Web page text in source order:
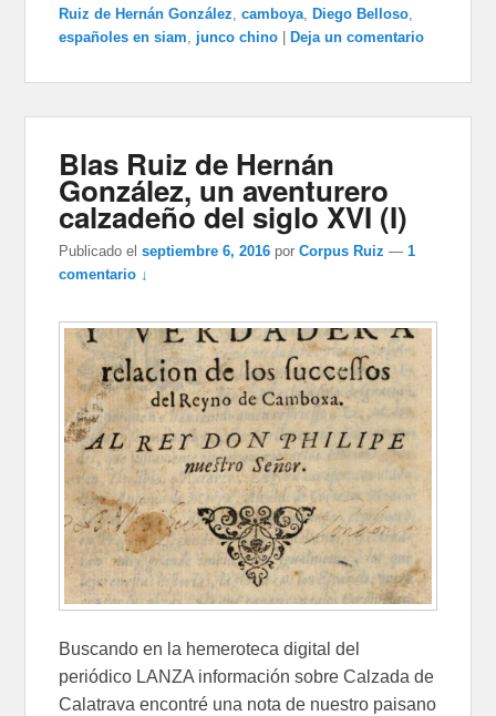
Ruiz de Hernán González ,camboya Diego Belloso
españoles en siam
junco chino Deja un comentario
Blas Ruiz de Hernán
González, un aventurero
calzadeño del siglo XVI (I)
Publicado el septiembre 6, 2016 porCorpus Ruiz —1
comentario ↓
Buscando en la hemeroteca digital del
periódico LANZA información sobre Calzada de
Calatrava encontré una nota de nuestro paisano